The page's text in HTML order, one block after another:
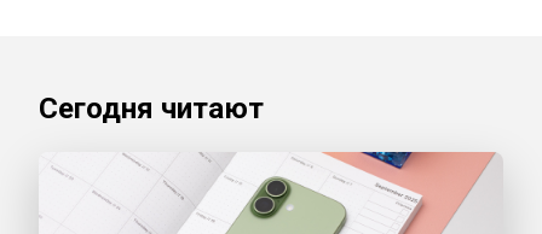
Сегодня читают